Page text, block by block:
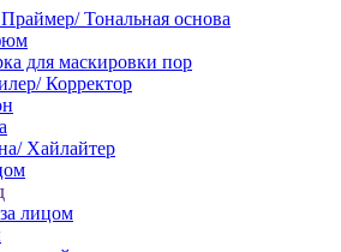
Праймер/ Тональная основа
для маскировки пор
Корректор
Хайлайтер
лицом